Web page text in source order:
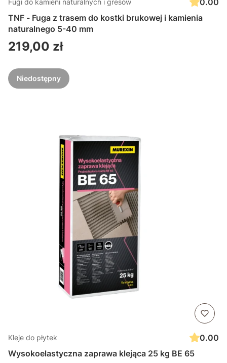
Fugi do kamieni naturalnych i gresów
0.00
TNF - Fuga z trasem do kostki brukowej i kamienia
naturalnego 5-40 mm
Cena
219,00 zł
Niedostępny
Kleje do płytek
0.00
Wysokoelastyczna zaprawa klejąca 25 kg BE 65